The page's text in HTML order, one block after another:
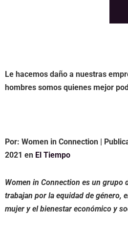
Le hacemos daño a nuestras
hombres somos quienes mejor
Por: Women in Connection |
2021 en El Tiempo
Women in Connection es un grupo
trabajan por la equidad de género,
mujer y el bienestar económico y